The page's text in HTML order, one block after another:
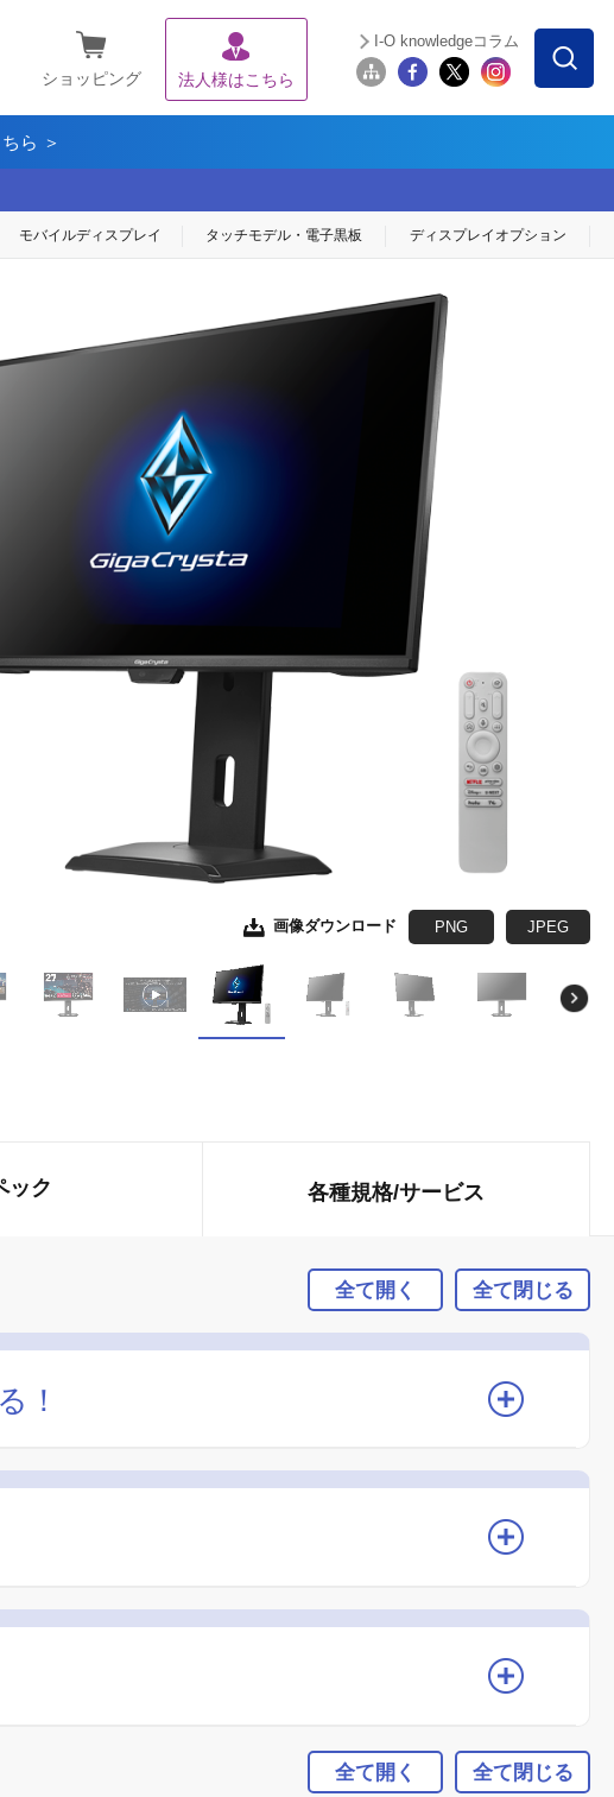
ショッピング 法人様はこちら
I-O knowledgeコラム
ら ＞
モバイルディスプレイ タッチモデル・ 電子黒板 ディスプレイ オプション
画像ダウンロード PNG JPEG
画像ダウンロード JPEG
画像ダウンロード JPEG
画像ダウンロード JPEG
画像ダウンロード JPEG
画像ダウンロード JPEG
画像ダウンロード JPEG
画像ダウンロード JPEG
ック 各種規格/サービス
全て開く 全て閉じる
！
全て開く 全て閉じる